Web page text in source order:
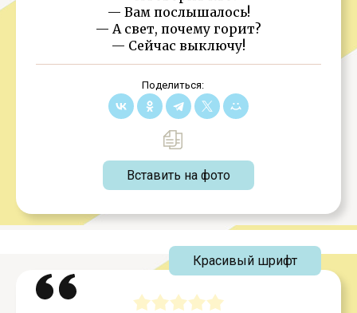
— Вам послышалось!
— А свет, почему горит?
— Сейчас выключу!
Поделиться:
Вставить на фото
Красивый шрифт